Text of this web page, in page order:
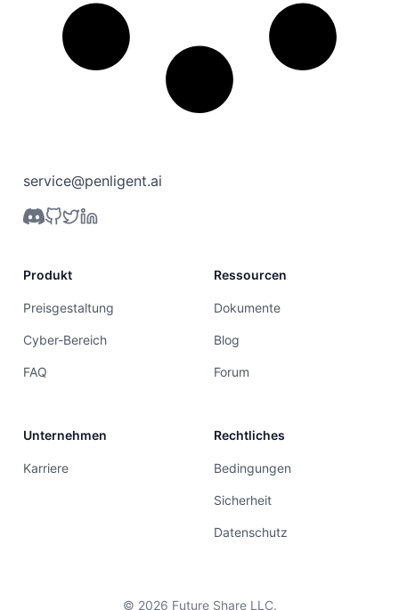
service@penligent.ai
Produkt
Preisgestaltung
Cyber-Bereich
FAQ
Ressourcen
Dokumente
Blog
Forum
Unternehmen
Karriere
Rechtliches
Bedingungen
Sicherheit
Datenschutz
© 2026 Future Share LLC.